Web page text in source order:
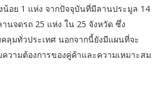
อย 1 แห่ง จากปัจจุบันที่มีลานประมูล 14
นจดรถ 25 แห่ง ใน 25 จังหวัด ซึ่ง
ลุมทั่วประเทศ นอกจากนี้ยังมีแผนที่จะ
วามต้องการของคู่ค้าและความเหมาะสม